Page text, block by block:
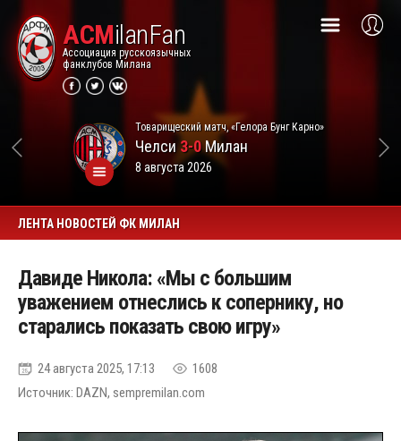
ACMilanFan
Ассоциация русскоязычных
фанклубов Милана
Товарищеский матч, «Гелора Бунг Карно»
Челси3-0Милан
8 августа 2026
ЛЕНТА НОВОСТЕЙ ФК МИЛАН
Давиде Никола: «Мы с большим
уважением отнеслись к сопернику, но
старались показать свою игру»
24 августа 2025, 17:13
1608
Источник: DAZN, sempremilan.com